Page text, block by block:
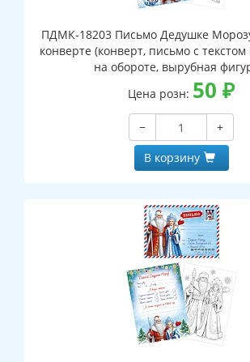
ПДМК-18203 Письмо Дедушке
конверте (конверт, письмо с
на обороте, вырубная
Цена розн: 50 ₽
−
+
В корзину